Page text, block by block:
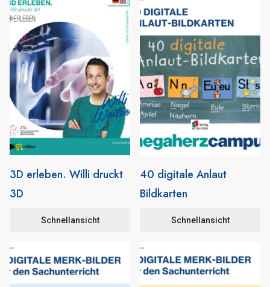
3D erleben. Willi druckt
3D
Schnellansicht
40 digitale Anlaut
Bildkarten
Schnellansicht